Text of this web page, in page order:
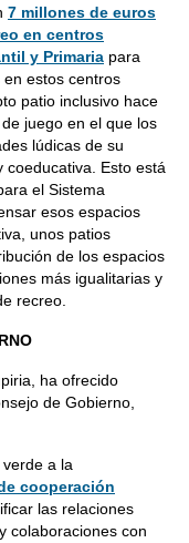
7 millones de euros
en centros
y Primaria para
estos centros
patio inclusivo hace
juego en el que los
lúdicas de su
coeducativa. Esto está
el Sistema
esos espacios
unos patios
de los espacios
más igualitarias y
recreo.
ha ofrecido
de Gobierno,
a la
cooperación
las relaciones
colaboraciones con